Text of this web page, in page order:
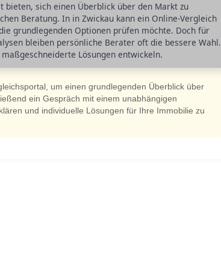
sich einen Überblick über den Markt zu
Beratung. In in Zwickau kann ein Online-Vergleich
grundlegenden Optionen prüfen möchte. Doch für
bleiben persönliche Berater oft die bessere Wahl.
Lösungen entwickeln.
um einen grundlegenden Überblick über
ein Gespräch mit einem unabhängigen
und individuelle Lösungen für Ihre Immobilie zu